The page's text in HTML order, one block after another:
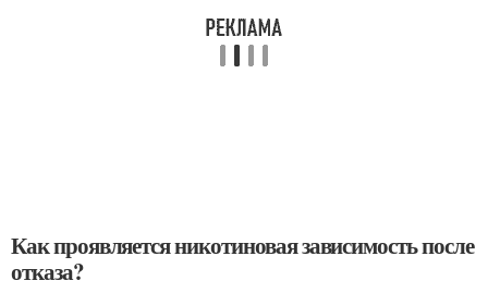
Как проявляется никотиновая зависимость после
отказа?